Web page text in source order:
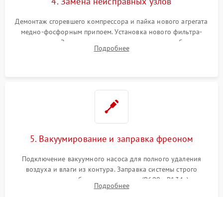
Демонтаж сгоревшего компрессора и пайка нового агрегата
медно-фосфорным припоем. Установка нового фильтра-
осушителя. Замена изношенных вентиляторов обдува,
сломанных заслонок или поврежденных дверных петель.
Подробнее
5. Вакуумирование и заправка фреоном
Подключение вакуумного насоса для полного удаления
воздуха и влаги из контура. Заправка системы строго
дозированным объемом хладагента (R600a, R134a) по
электронным весам. Контроль рабочего давления в системе.
Подробнее